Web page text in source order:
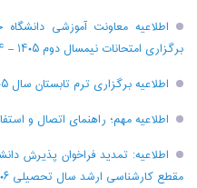
اطلاعیه معاونت آموزشی
برگزاری امتحانات نیمسال دوم ۱۴۰۵ – ۱۴۰۴
اطلاعیه برگزاری ترم تابستان سال ۱۴۰۵ دانشگاه حکیم سبزواری
اطلاعیه مهم؛ راهنمای اتصال و
اطلاعیه: تمدید فراخوان پذیرش
مقطع کارشناسی ارشد سال تحصیلی ۱۴۰۶-۱۴۰۵